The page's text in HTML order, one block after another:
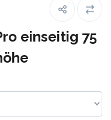
einseitig 75